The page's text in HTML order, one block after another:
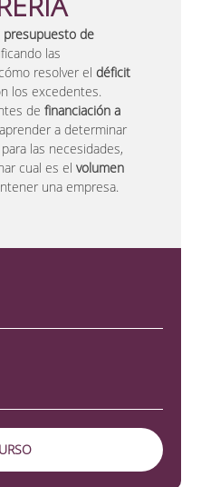
presupuesto de
las
resolver eldéficit
los excedentes.
de financiación a
a determinar
las necesidades,
cual es elvolumen
una empresa.